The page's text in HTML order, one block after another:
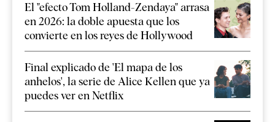
El "efecto Tom Holland-Zendaya" arrasa
en 2026: la doble apuesta que los
convierte en los reyes de Hollywood
Final explicado de 'El mapa de los
anhelos', la serie de Alice Kellen que ya
puedes ver en Netflix